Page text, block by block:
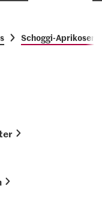
Schoggi-Aprikosen-